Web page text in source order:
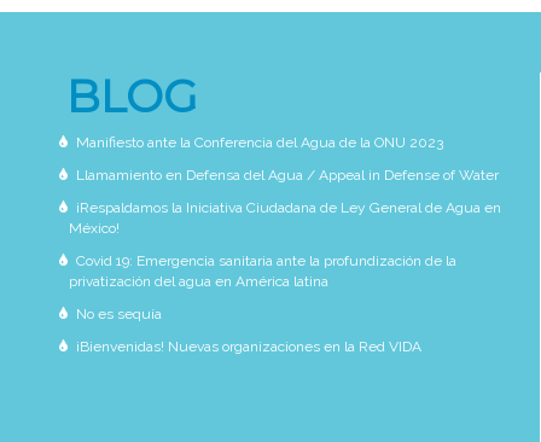
BLOG
Manifiesto ante la Conferencia del Agua de la ONU 2023
Llamamiento en Defensa del Agua / Appeal in Defense of Water
¡Respaldamos la Iniciativa Ciudadana de Ley General de Agua en
México!
Covid 19: Emergencia sanitaria ante la profundización de la
privatización del agua en América latina
No es sequía
¡Bienvenidas! Nuevas organizaciones en la Red VIDA